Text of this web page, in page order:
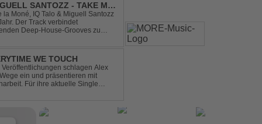
SANTOZZ - TAKE ME
la Moné, IQ Talo & Miguell Santozz
Deep-House-Grooves zu
WE TOUCH
schlagen Alex
ein und präsentieren mit
Für ihre aktuelle Single